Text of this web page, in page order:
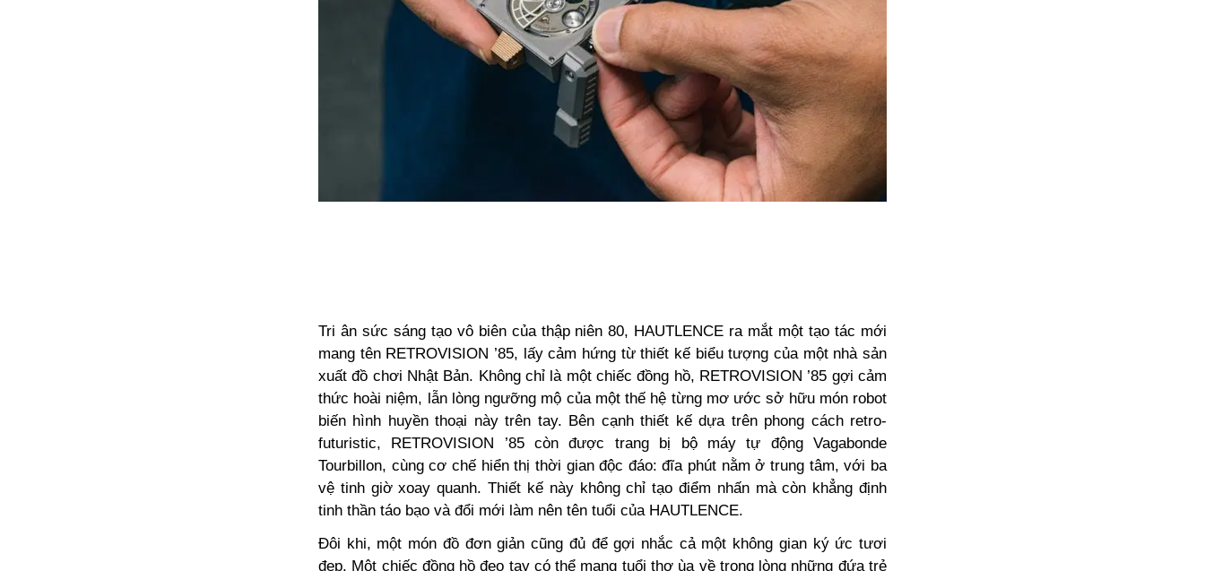
Tri ân sức sáng tạo vô biên của thập niên 80, HAUTLENCE ra mắt một tạo tác mới
mang tên RETROVISION ’85, lấy cảm hứng từ thiết kế biểu tượng của một nhà sản
xuất đồ chơi Nhật Bản. Không chỉ là một chiếc đồng hồ, RETROVISION ’85 gợi cảm
thức hoài niệm, lẫn lòng ngưỡng mộ của một thế hệ từng mơ ước sở hữu món robot
biến hình huyền thoại này trên tay. Bên cạnh thiết kế dựa trên phong cách retro-
futuristic, RETROVISION ’85 còn được trang bị bộ máy tự động Vagabonde
Tourbillon, cùng cơ chế hiển thị thời gian độc đáo: đĩa phút nằm ở trung tâm, với ba
vệ tinh giờ xoay quanh. Thiết kế này không chỉ tạo điểm nhấn mà còn khẳng định
tinh thần táo bạo và đổi mới làm nên tên tuổi của HAUTLENCE.
Đôi khi, một món đồ đơn giản cũng đủ để gợi nhắc cả một không gian ký ức tươi
đẹp. Một chiếc đồng hồ đeo tay có thể mang tuổi thơ ùa về trong lòng những đứa trẻ